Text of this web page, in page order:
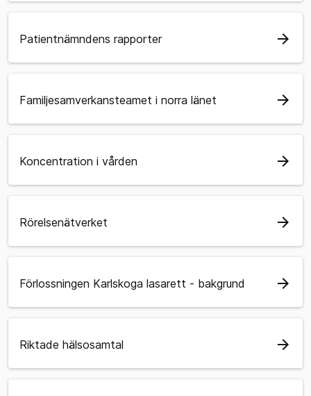
Patientnämndens rapporter arrow_forward
Familjesamverkansteamet i norra länet arrow_forward
Koncentration i vården arrow_forward
Rörelsenätverket arrow_forward
Förlossningen Karlskoga lasarett - bakgrund arrow_forward
Riktade hälsosamtal arrow_forward